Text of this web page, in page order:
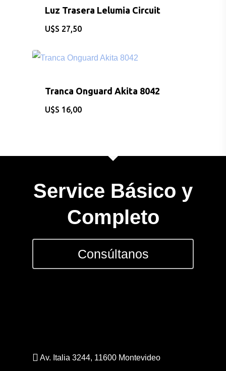
Luz Trasera Lelumia Circuit
$ 27,50
Tranca Onguard Akita 8042
$ 16,00
Service Básico y
Completo
Consúltanos
Av. Italia 3244, 11600 Montevideo
DEPORTES
Sobre Nosotros